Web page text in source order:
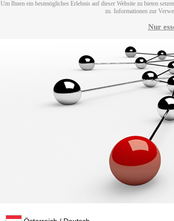
Um Ihnen ein bestmögliches Erlebnis auf dieser Website zu bieten
zu. Informationen zur
Nur